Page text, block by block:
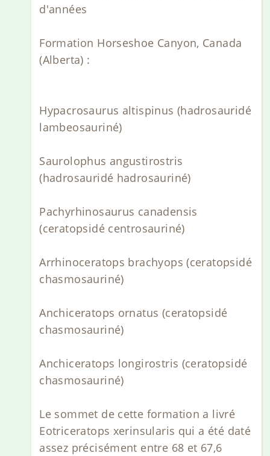
d'années
Formation Horseshoe Canyon, Canada
(Alberta) :
Hypacrosaurus altispinus (hadrosauridé
lambeosauriné)
Saurolophus angustirostris
(hadrosauridé hadrosauriné)
Pachyrhinosaurus canadensis
(ceratopsidé centrosauriné)
Arrhinoceratops brachyops (ceratopsidé
chasmosauriné)
Anchiceratops ornatus (ceratopsidé
chasmosauriné)
Anchiceratops longirostris (ceratopsidé
chasmosauriné)
Le sommet de cette formation a livré
Eotriceratops xerinsularis qui a été daté
assez précisément entre 68 et 67,6